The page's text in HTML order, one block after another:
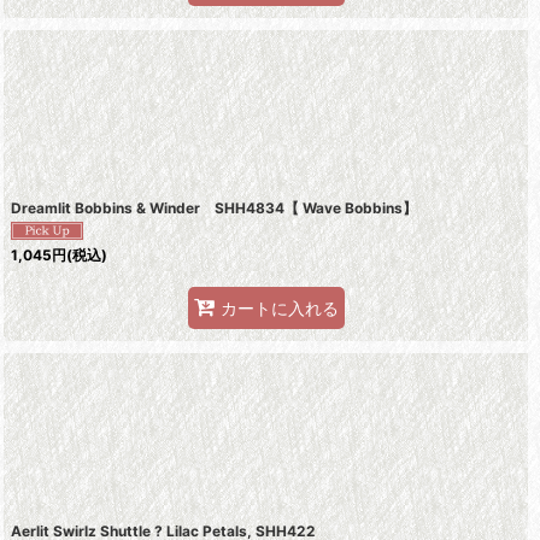
Dreamlit Bobbins & Winder SHH4834【 Wave Bobbins】
1,045円(税込)
カートに入れる
Aerlit Swirlz Shuttle ? Lilac Petals, SHH422